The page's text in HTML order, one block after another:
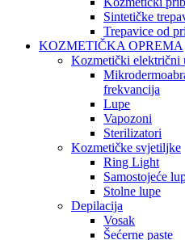
Sintetičke
Trepavice od
KOZMETIČKA OPREMA
Kozmetički električni
frekvancija
Lupe
Vapozoni
Sterilizatori
Kozmetičke svjetiljke
Ring Light
Samostojeće
Stolne lupe
Depilacija
Vosak
Šećerne paste